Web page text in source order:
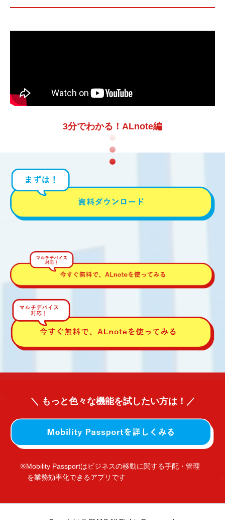
3分でわかる！ALnote編
＼ もっと色々な機能を試したい方は！／
※Mobility Passportはビジネスの移動に関する手配・管理
を業務効率化できるアプリです